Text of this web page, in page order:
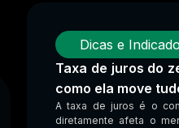
Dicas e
Taxa de juros do
como ela move
A taxa de juros é o
diretamente afeta o